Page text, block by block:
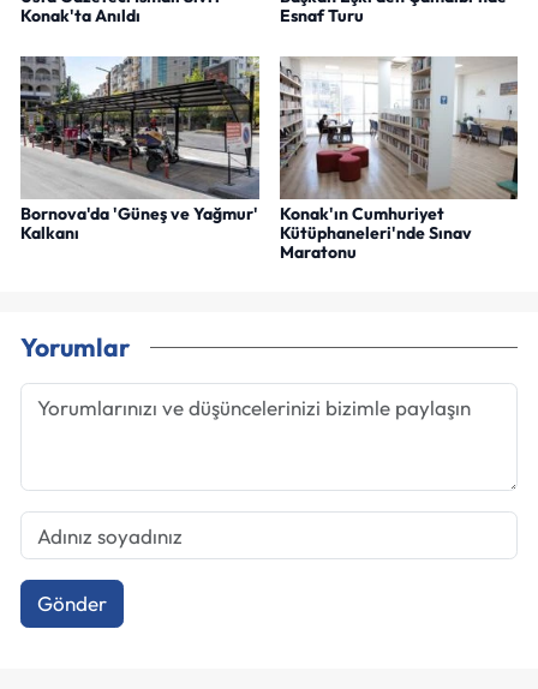
Konak'ta Anıldı
Esnaf Turu
Bornova'da 'Güneş ve Yağmur'
Kalkanı
Konak'ın Cumhuriyet
Kütüphaneleri'nde Sınav
Maratonu
Yorumlar
Gönder